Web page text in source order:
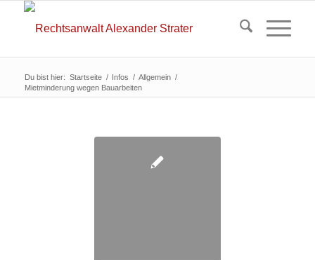
Du bist hier: Startseite / Infos / Allgemein /
Mietminderung wegen Bauarbeiten